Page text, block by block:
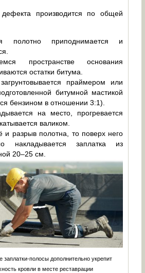
дефекта производится по общей
полотно приподнимается и
пространстве основания
остатки битума.
праймером или
битумной мастикой
бензином в отношении 3:1).
на место, прогревается
валиком.
разрыв полотна, то поверх него
накладывается заплатка из
20–25 см.
заплатки-полосы дополнительно укрепит
кровли в месте реставрации